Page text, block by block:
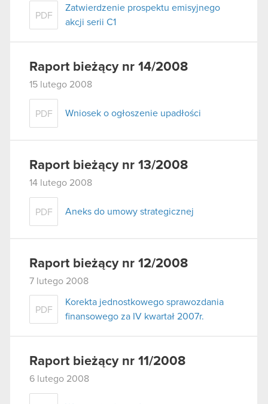
PDF
Zatwierdzenie prospektu emisyjnego
akcji serii C1
Raport bieżący nr 14/2008
15 lutego 2008
PDF Wniosek o ogłoszenie upadłości
Raport bieżący nr 13/2008
14 lutego 2008
PDF Aneks do umowy strategicznej
Raport bieżący nr 12/2008
7 lutego 2008
PDF
Korekta jednostkowego sprawozdania
finansowego za IV kwartał 2007r.
Raport bieżący nr 11/2008
6 lutego 2008